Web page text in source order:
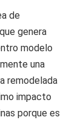
de
genera
modelo
una
remodelada
impacto
porque es